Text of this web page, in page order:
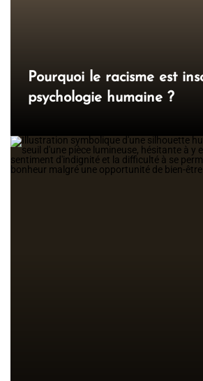
Pourquoi le racisme est
psychologie humaine ?